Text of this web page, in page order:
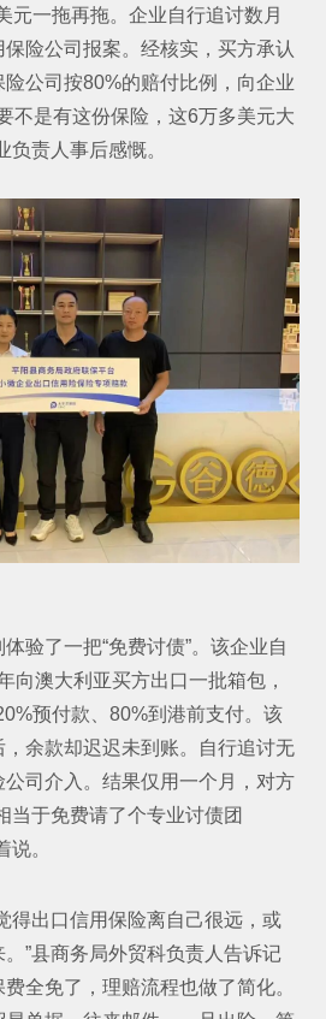
元一拖再拖。企业自行追讨数月
险公司报案。经核实，买方承认
公司按80%的赔付比例，向企业
不是有这份保险，这6万多美元大
负责人事后感慨。
验了一把“免费讨债”。该企业自
向澳大利亚买方出口一批箱包，
预付款、80%到港前支付。该
余款却迟迟未到账。自行追讨无
司介入。结果仅用一个月，对方
当于免费请了个专业讨债团
说。
得出口信用保险离自己很远，或
”县商务局外贸科负责人告诉记
全免了，理赔流程也做了简化。